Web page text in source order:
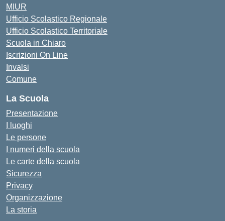
MIUR
Ufficio Scolastico Regionale
Ufficio Scolastico Territoriale
Scuola in Chiaro
Iscrizioni On Line
Invalsi
Comune
La Scuola
Presentazione
I luoghi
Le persone
I numeri della scuola
Le carte della scuola
Sicurezza
Privacy
Organizzazione
La storia